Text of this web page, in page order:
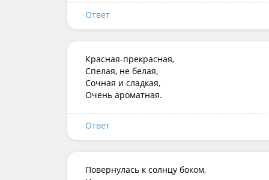
Ответ
Красная-прекрасная,
Спелая, не белая,
Сочная и сладкая,
Очень ароматная.
Ответ
Повернулась к солнцу боком,